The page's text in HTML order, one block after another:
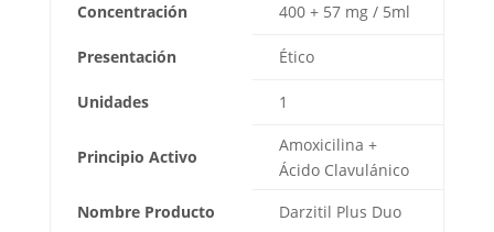
Concentración 400 + 57 mg / 5ml
Presentación Ético
Unidades 1
Principio Activo
Amoxicilina +
Ácido Clavulánico
Nombre Producto
Darzitil Plus Duo